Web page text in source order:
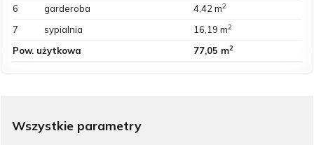
6 garderoba 4,42 m2
7 sypialnia 16,19 m2
Pow. użytkowa 77,05 m2
Wszystkie parametry